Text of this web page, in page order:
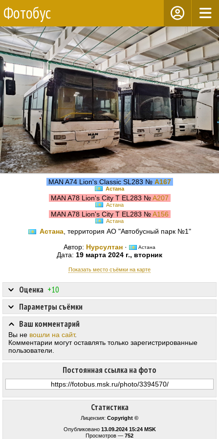
Фотобус
MAN A74 Lion's Classic SL283 № A167
Астана
MAN A78 Lion's City T EL283 №A207
Астана
MAN A78 Lion's City T EL283 №A156
Астана
Астана, территория АО "Автобусный парк №1"
Автор: Нурсултан · Астана
Дата: 19 марта 2024 г., вторник
Показать место съёмки на карте
Статистика
Лицензия: Copyright ©
Опубликовано 13.09.2024 15:24 MSK
Просмотров — 752
Оценка +10
Постоянная ссылка на фото
Параметры съёмки
Ваш комментарий
Вы не вошли на сайт.
Комментарии могут оставлять только зарегистрированные
пользователи.